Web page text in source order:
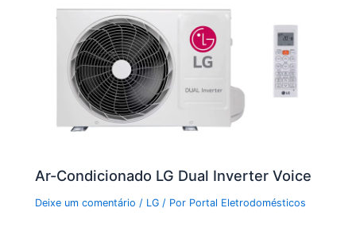
Ar-Condicionado LG Dual Inverter Voice
Deixe um comentário / LG / Por Portal Eletrodomésticos